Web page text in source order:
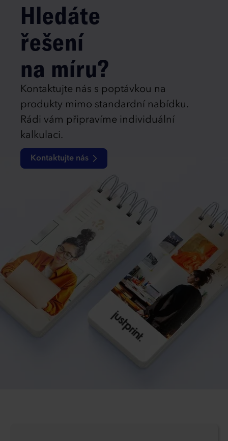
Hledáte
řešení
na míru?
Kontaktujte nás s poptávkou na
produkty mimo standardní nabídku.
Rádi vám připravíme individuální
kalkulaci.
Kontaktujte nás